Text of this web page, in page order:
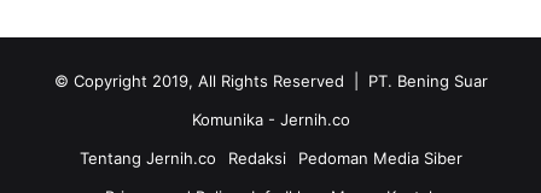
© Copyright 2019, All Rights Reserved | PT. Bening Suar
Komunika - Jernih.co
Tentang Jernih.co
Redaksi
Pedoman Media Siber